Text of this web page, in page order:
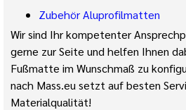
Zubehör Aluprofilmatten
Wir sind Ihr kompetenter
gerne zur Seite und helfen Ihnen
Fußmatte im Wunschmaß zu
nach Mass.eu setzt auf besten
Materialqualität!